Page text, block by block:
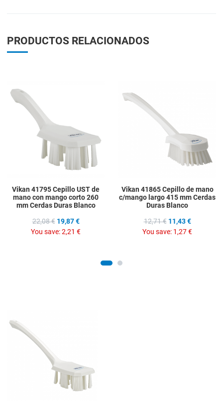
PRODUCTOS RELACIONADOS
Add to Compare
Vikan 41795 Cepillo UST de
mano con mango corto 260
mm Cerdas Duras Blanco
22,08 € 19,87 €
You save:2,21 €
Vikan 41865 Cepillo de mano
c/mango largo 415 mm Cerdas
Duras Blanco
12,71 € 11,43 €
You save: 1,27 €